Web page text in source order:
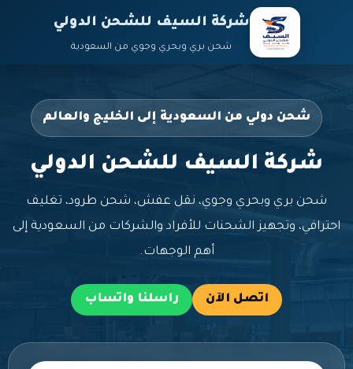
شركة السيف للشحن الدولي
شحن بري وبحري وجوي من السعودية
شحن دولي من السعودية إلى الخليج والعالم
شركة السيف للشحن الدولي
شحن بري وبحري وجوي، نقل عفش، شحن طرود، تغليف
احترافي، وتجهيز الشحنات للأفراد والشركات من السعودية إلى
أهم الوجهات.
اتصل الآن راسلنا واتساب